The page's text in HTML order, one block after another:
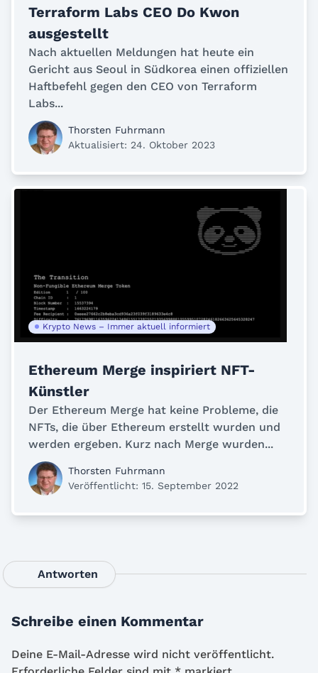
Terraform Labs CEO Do Kwon
ausgestellt
Nach aktuellen Meldungen hat heute ein
Gericht aus Seoul in Südkorea einen offiziellen
Haftbefehl gegen den CEO von Terraform
Labs...
Thorsten Fuhrmann
Aktualisiert: 24. Oktober 2023
Krypto News – Immer aktuell informiert
Ethereum Merge inspiriert NFT-
Künstler
Der Ethereum Merge hat keine Probleme, die
NFTs, die über Ethereum erstellt wurden und
werden ergeben. Kurz nach Merge wurden...
Thorsten Fuhrmann
Veröffentlicht: 15. September 2022
Antworten
Schreibe einen Kommentar
Deine E-Mail-Adresse wird nicht veröffentlicht.